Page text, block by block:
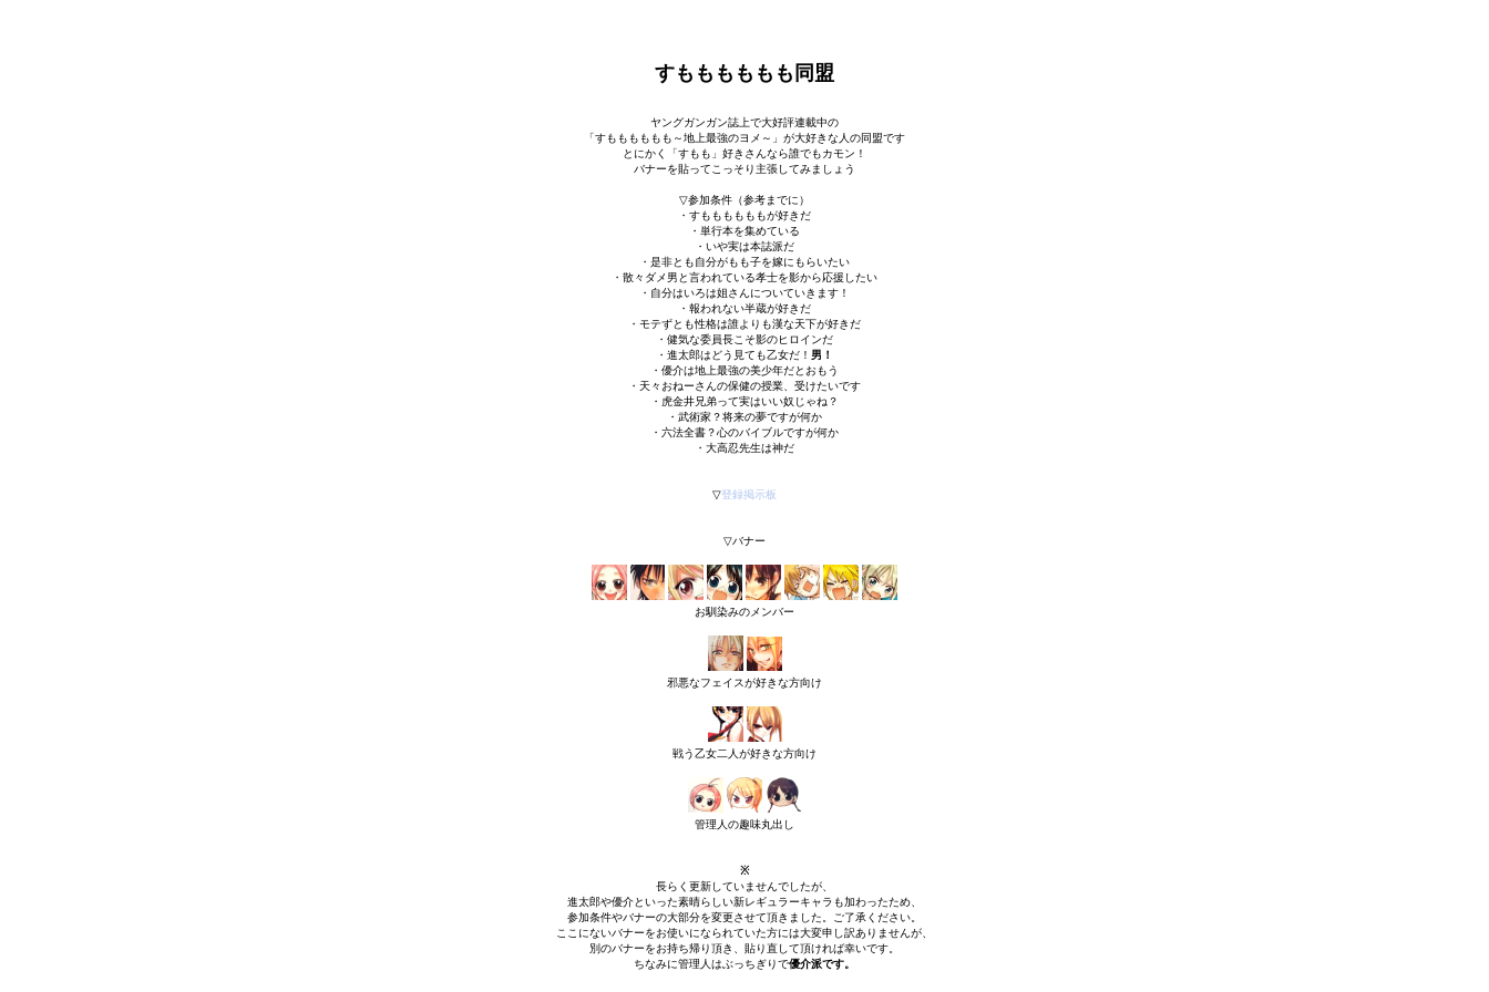
すもももももも同盟
ヤングガンガン誌上で大好評連載中の
「すもももももも～地上最強のヨメ～」が大好きな人の同盟です
とにかく「すもも」好きさんなら誰でもカモン！
バナーを貼ってこっそり主張してみましょう
▽参加条件（参考までに）
・すももももももが好きだ
・単行本を集めている
・いや実は本誌派だ
・是非とも自分がもも子を嫁にもらいたい
・散々ダメ男と言われている孝士を影から応援したい
・自分はいろは姐さんについていきます！
・報われない半蔵が好きだ
・モテずとも性格は誰よりも漢な天下が好きだ
・健気な委員長こそ影のヒロインだ
・進太郎はどう見ても乙女だ！ 男！
・優介は地上最強の美少年だとおもう
・天々おねーさんの保健の授業、受けたいです
・虎金井兄弟って実はいい奴じゃね？
・武術家？将来の夢ですが何か
・六法全書？心のバイブルですが何か
・大高忍先生は神だ
▽登録掲示板
▽バナー
お馴染みのメンバー
邪悪なフェイスが好きな方向け
戦う乙女二人が好きな方向け
管理人の趣味丸出し
※
長らく更新していませんでしたが、
進太郎や優介といった素晴らしい新レギュラーキャラも加わったため、
参加条件やバナーの大部分を変更させて頂きました。ご了承ください。
ここにないバナーをお使いになられていた方には大変申し訳ありませんが、
別のバナーをお持ち帰り頂き、貼り直して頂ければ幸いです。
ちなみに管理人はぶっちぎりで優介派です。